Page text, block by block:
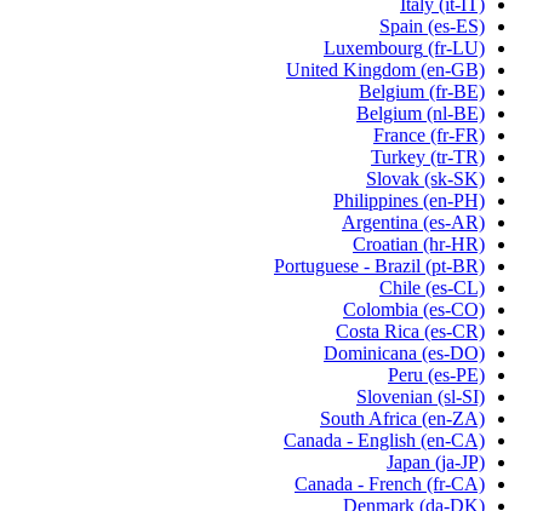
Italy (it-IT)
Spain (es-ES)
Luxembourg (fr-LU)
United Kingdom (en-GB)
Belgium (fr-BE)
Belgium (nl-BE)
France (fr-FR)
Turkey (tr-TR)
Slovak (sk-SK)
Philippines (en-PH)
Argentina (es-AR)
Croatian (hr-HR)
Portuguese - Brazil (pt-BR)
Chile (es-CL)
Colombia (es-CO)
Costa Rica (es-CR)
Dominicana (es-DO)
Peru (es-PE)
Slovenian (sl-SI)
South Africa (en-ZA)
Canada - English (en-CA)
Japan (ja-JP)
Canada - French (fr-CA)
Denmark (da-DK)